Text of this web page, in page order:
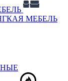
МЕБЕЛЬ